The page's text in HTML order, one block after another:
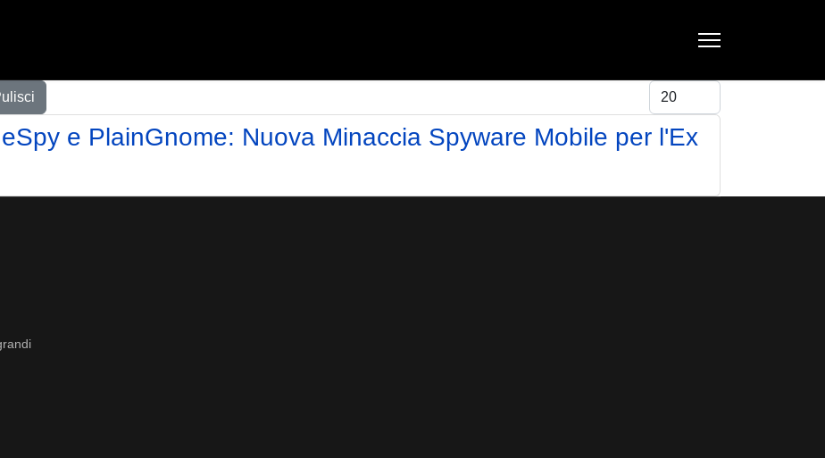
Visualizza #
e PlainGnome: Nuova Minaccia Spyware Mobile per l'Ex